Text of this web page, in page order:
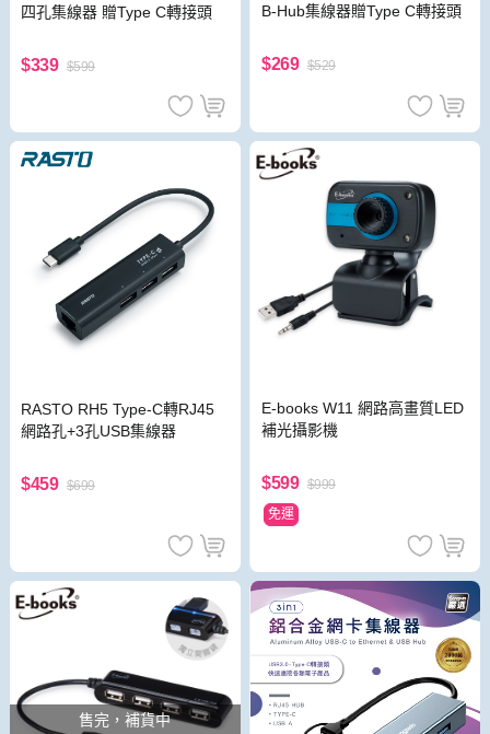
四孔集線器 贈Type C轉接頭
$339 $599
B-Hub集線器贈Type C轉接頭
$269 $529
RASTO RH5 Type-C轉RJ45
網路孔+3孔USB集線器
$459 $699
E-books W11 網路高畫質LED
補光攝影機
$599 $999
免運
售完，補貨中